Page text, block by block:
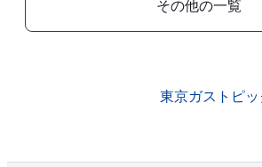
その他の一覧
東京ガストピ